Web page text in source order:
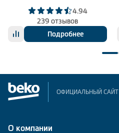
4.94
239 отзывов
Подробнее
ОФИЦИАЛЬНЫЙ САЙТ
О компании